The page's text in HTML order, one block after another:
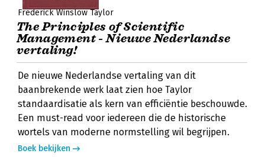
Frederick Winslow Taylor
The Principles of Scientific
Management - Nieuwe Nederlandse
vertaling!
De nieuwe Nederlandse vertaling van dit
baanbrekende werk laat zien hoe Taylor
standaardisatie als kern van efficiëntie beschouwde.
Een must-read voor iedereen die de historische
wortels van moderne normstelling wil begrijpen.
Boek bekijken